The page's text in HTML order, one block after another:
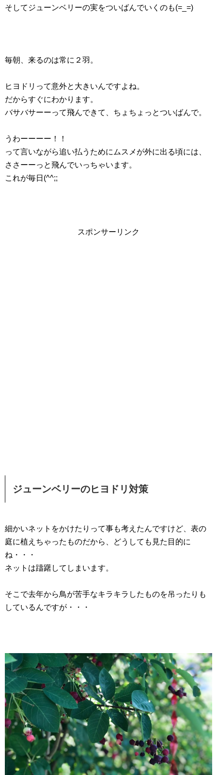
そしてジューンベリーの実をついばんでいくのも(=_=)
毎朝、来るのは常に２羽。
ヒヨドリって意外と大きいんですよね。
だからすぐにわかります。
バサバサーーって飛んできて、ちょちょっとついばんで。
うわーーーー！！
って言いながら追い払うためにムスメが外に出る頃には、
ささーーっと飛んでいっちゃいます。
これが毎日(^^;;
スポンサーリンク
ジューンベリーのヒヨドリ対策
細かいネットをかけたりって事も考えたんですけど、表の
庭に植えちゃったものだから、どうしても見た目的に
ね・・・
ネットは躊躇してしまいます。
そこで去年から鳥が苦手なキラキラしたものを吊ったりも
しているんですが・・・